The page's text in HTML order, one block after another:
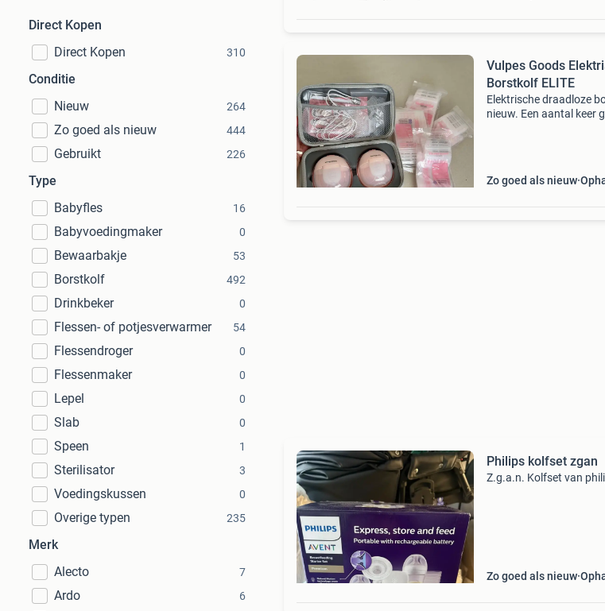
Direct Kopen
Direct Kopen
310
Conditie
Nieuw
264
Zo goed als nieuw 444
Gebruikt 226
Type
Babyfles
16
Babyvoedingmaker 0
Bewaarbakje 53
Borstkolf 492
Drinkbeker 0
Flessen- of potjesverwarmer 54
Flessendroger 0
Flessenmaker 0
Lepel 0
Slab 0
Speen 1
Sterilisator 3
Voedingskussen 0
Overige typen 235
Merk
Alecto
7
Ardo 6
Vulpes Goods
Borstkolf ELITE
Elektrische draadloze
nieuw. Een aantal keer
Zo goed als nieuw
Philips kolfset zgan
Z.g.a.n. Kolfset van
Zo goed als nieuw